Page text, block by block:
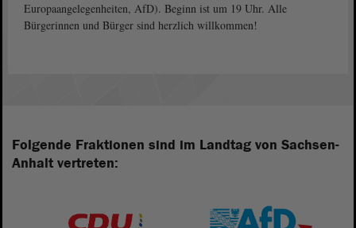
Europaangelegenheiten, AfD). Beginn ist um 19 Uhr. Alle
Bürgerinnen und Bürger sind herzlich willkommen!
Folgende Fraktionen sind im Landtag von Sachsen-
Anhalt vertreten: